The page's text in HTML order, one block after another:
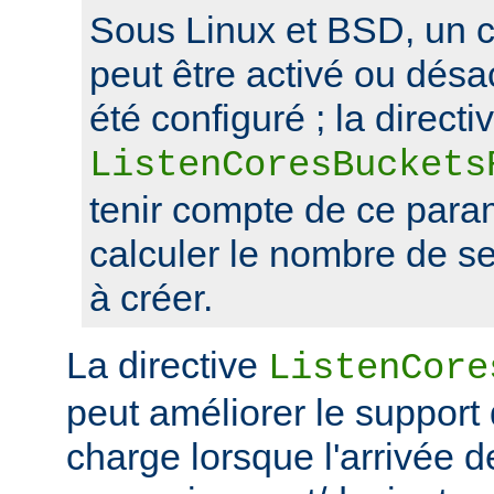
Sous Linux et BSD, un
peut être activé ou
été configuré ; la
tenir compte de ce
calculer le nombre de
à créer.
La directive
peut améliorer le
charge lorsque l'arrivée